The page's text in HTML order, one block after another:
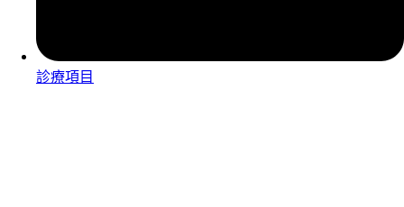
診療項目